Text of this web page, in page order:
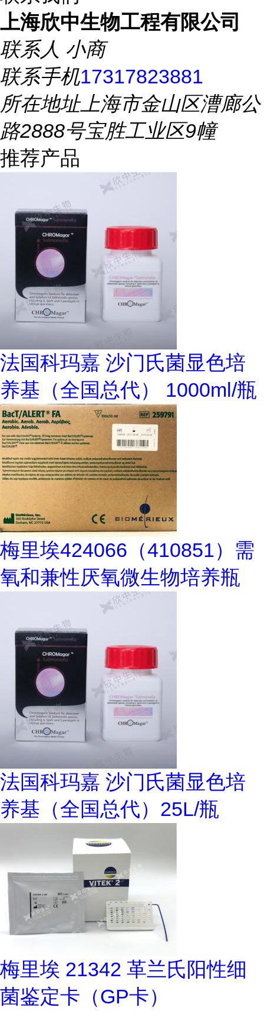
上海欣中生物工程有限公司
联系人 小商
联系手机17317823881
所在地址上海市金山区漕廊公
路2888号宝胜工业区9幢
推荐产品
法国科玛嘉 沙门氏菌显色培
养基（全国总代） 1000ml/瓶
梅里埃424066（410851）需
氧和兼性厌氧微生物培养瓶
法国科玛嘉 沙门氏菌显色培
养基（全国总代）25L/瓶
梅里埃 21342 革兰氏阳性细
菌鉴定卡（GP卡）